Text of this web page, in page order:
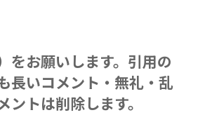
をお願いします。引用の
長いコメント・無礼・乱
ントは削除します。